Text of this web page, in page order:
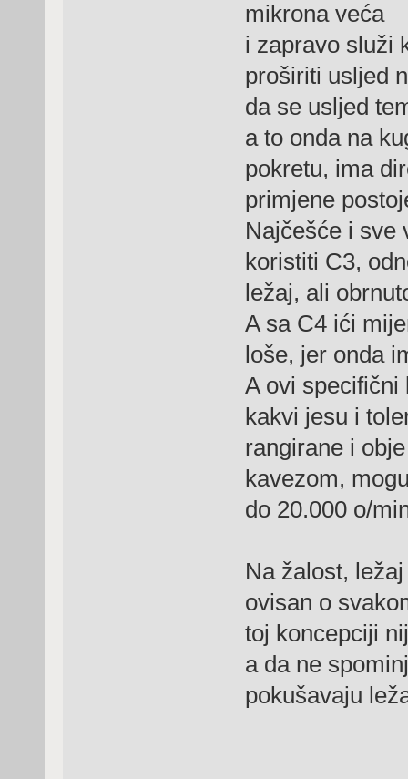
mikrona veća
i zapravo služi
proširiti usljed
da se usljed
a to onda na
pokretu, ima
primjene
Najčešće i sve
koristiti C3,
ležaj, ali
A sa C4 ići
loše, jer onda
A ovi specifični
kakvi jesu i
rangirane i
kavezom,
do 20.000 o/
Na žalost,
ovisan o
toj koncepciji
a da ne
pokušavaju